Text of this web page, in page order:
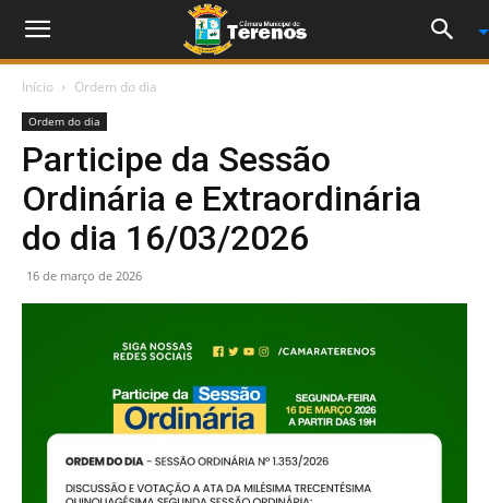
Início Ordem do dia
Ordem do dia
Participe da Sessão
Ordinária e Extraordinária
do dia 16/03/2026
16 de março de 2026